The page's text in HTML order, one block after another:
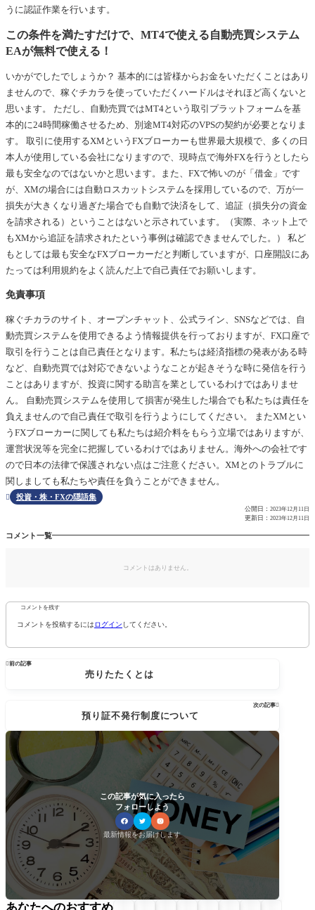
うに認証作業を行います。
この条件を満たすだけで、MT4で使える自動売買システム
EAが無料で使える！
いかがでしたでしょうか？ 基本的には皆様からお金をいただくことはあり
ませんので、稼ぐチカラを使っていただくハードルはそれほど高くないと
思います。 ただし、自動売買ではMT4という取引プラットフォームを基
本的に24時間稼働させるため、別途MT4対応のVPSの契約が必要となりま
す。 取引に使用するXMというFXブローカーも世界最大規模で、多くの日
本人が使用している会社になりますので、現時点で海外FXを行うとしたら
最も安全なのではないかと思います。また、FXで怖いのが「借金」です
が、XMの場合には自動ロスカットシステムを採用しているので、万が一
損失が大きくなり過ぎた場合でも自動で決済をして、追証（損失分の資金
を請求される）ということはないと示されています。（実際、ネット上で
もXMから追証を請求されたという事例は確認できませんでした。） 私ど
もとしては最も安全なFXブローカーだと判断していますが、口座開設にあ
たっては利用規約をよく読んだ上で自己責任でお願いします。
免責事項
稼ぐチカラのサイト、オープンチャット、公式ライン、SNSなどでは、自
動売買システムを使用できるよう情報提供を行っておりますが、FX口座で
取引を行うことは自己責任となります。私たちは経済指標の発表がある時
など、自動売買では対応できないようなことが起きそうな時に発信を行う
ことはありますが、投資に関する助言を業としているわけではありませ
ん。 自動売買システムを使用して損害が発生した場合でも私たちは責任を
負えませんので自己責任で取引を行うようにしてください。 またXMとい
うFXブローカーに関しても私たちは紹介料をもらう立場ではありますが、
運営状況等を完全に把握しているわけではありません。海外への会社です
ので日本の法律で保護されない点はご注意ください。XMとのトラブルに
関しましても私たちや責任を負うことができません。
 投資・株・FXの隠語集
公開日： 2023年12月11日
更新日： 2023年12月11日
コメント一覧
コメントはありません。
コメントを残す
コメントを投稿するにはログイン してください。
前の記事
売りたたくとは
次の記事
預り証不発行制度について
この記事が気に入ったら
フォローしよう
最新情報をお届けします